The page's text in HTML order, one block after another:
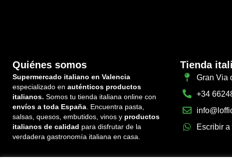
Quiénes somos
Supermercado italiano en Valencia
especializado en auténticos productos
italianos. Somos tu tienda italiana online con
envíos a toda España . Encuentra pasta,
salsas, quesos, embutidos, vinos y productos
italianos de calidad para disfrutar de la
verdadera gastronomía italiana en casa.
Tienda
Gran Via
+34
Escribir